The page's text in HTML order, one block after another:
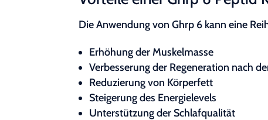
Die Anwendung von Ghrp 6 kann eine
Erhöhung der Muskelmasse
Verbesserung der Regeneration nach
Reduzierung von Körperfett
Steigerung des Energielevels
Unterstützung der Schlafqualität